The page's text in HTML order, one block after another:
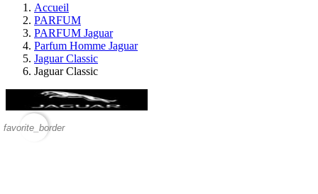
Accueil
PARFUM
PARFUM Jaguar
Parfum Homme Jaguar
Jaguar Classic
Jaguar Classic
favorite_border